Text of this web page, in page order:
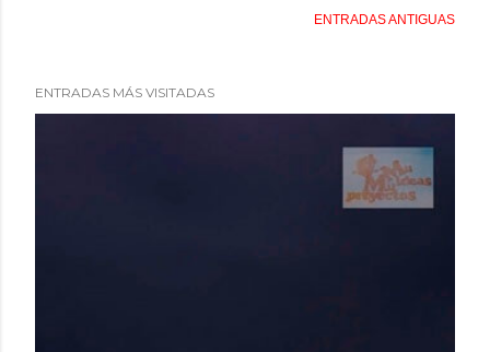
ENTRADAS ANTIGUAS
ENTRADAS MÁS VISITADAS